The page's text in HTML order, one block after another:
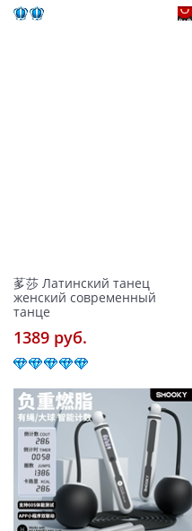
茤莎 Латинский танец
женский современный
танце
1389 pуб.